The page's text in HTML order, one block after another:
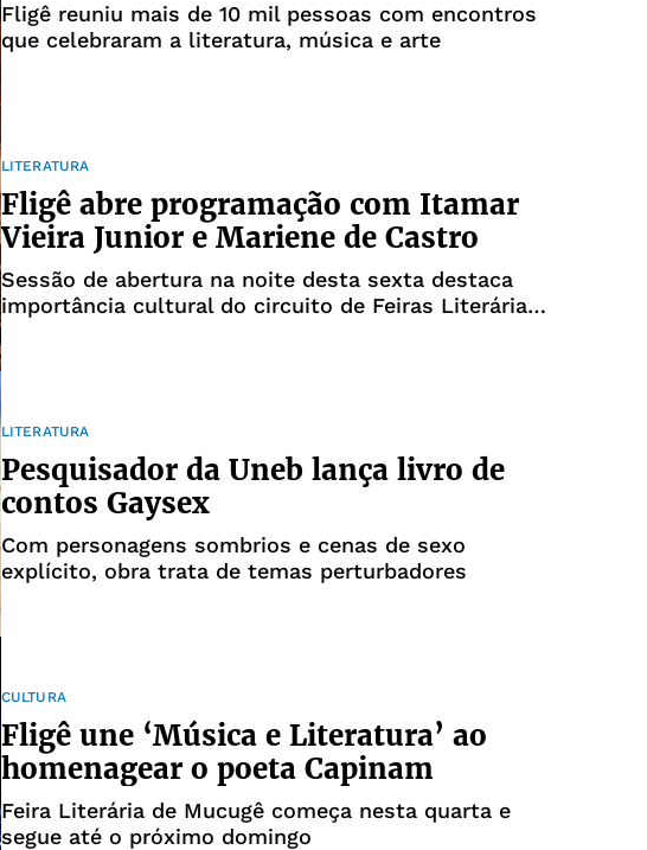
Fligê reuniu mais de 10 mil pessoas com encontros
que celebraram a literatura, música e arte
LITERATURA
Fligê abre programação com Itamar
Vieira Junior e Mariene de Castro
Sessão de abertura na noite desta sexta destaca
importância cultural do circuito de Feiras Literárias
LITERATURA
Pesquisador da Uneb lança livro de
contos Gaysex
Com personagens sombrios e cenas de sexo
explícito, obra trata de temas perturbadores
CULTURA
Fligê une ‘Música e Literatura’ ao
homenagear o poeta Capinam
Feira Literária de Mucugê começa nesta quarta e
segue até o próximo domingo